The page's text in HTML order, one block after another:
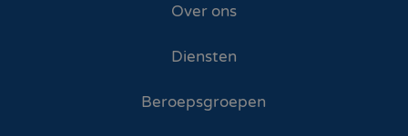
Over ons
Diensten
Beroepsgroepen